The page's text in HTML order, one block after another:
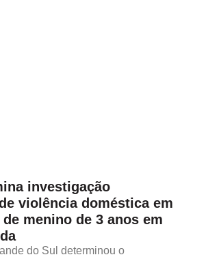
investigação
violência doméstica em
menino de 3 anos em
do Sul determinou o